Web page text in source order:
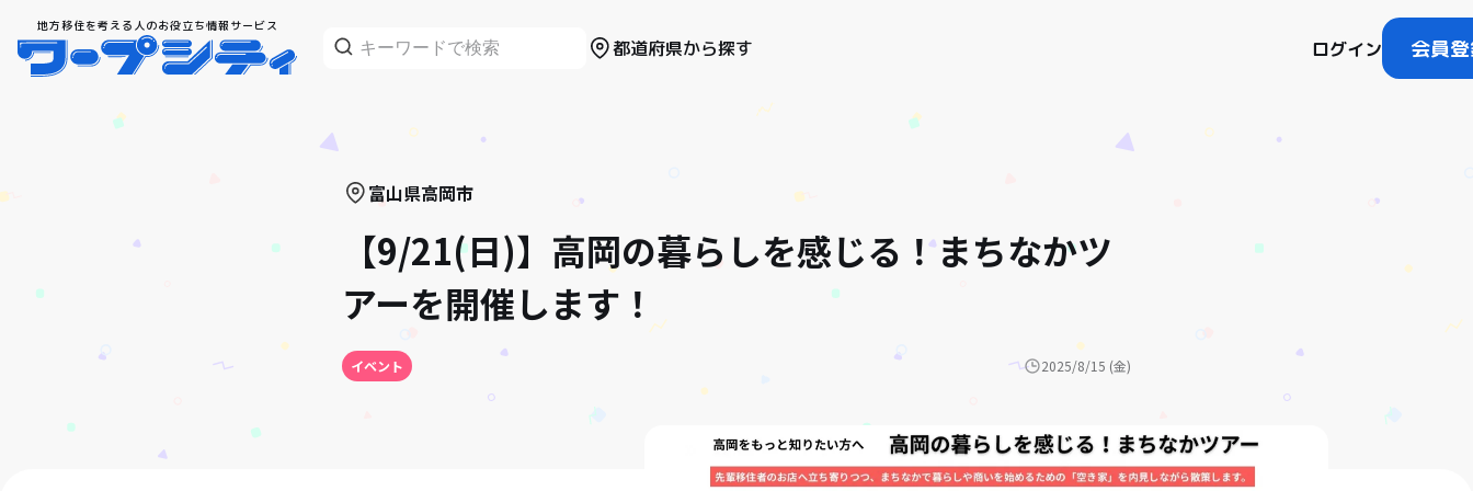
地方移住を考える人のお役立ち情報サービス
都道府県から探す ログイン 会員
富山県高岡市
【9/21(日)】高岡の暮らしを感じる！まちなかツ
アーを開催します！
イベント 2025/8/15 (金)